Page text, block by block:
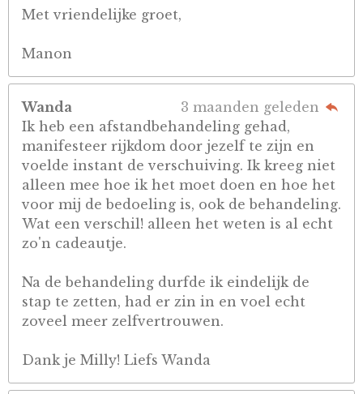
Met vriendelijke groet,
Manon
Wanda
3 maanden geleden
Ik heb een afstandbehandeling gehad,
manifesteer rijkdom door jezelf te zijn en
voelde instant de verschuiving. Ik kreeg niet
alleen mee hoe ik het moet doen en hoe het
voor mij de bedoeling is, ook de behandeling.
Wat een verschil! alleen het weten is al echt
zo'n cadeautje.
Na de behandeling durfde ik eindelijk de
stap te zetten, had er zin in en voel echt
zoveel meer zelfvertrouwen.
Dank je Milly! Liefs Wanda